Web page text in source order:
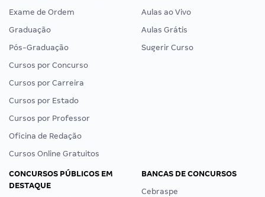
Exame de Ordem
Graduação
Pós-Graduação
Cursos por Concurso
Cursos por Carreira
Cursos por Estado
Cursos por Professor
Oficina de Redação
Cursos Online Gratuitos
Aulas ao Vivo
Aulas Grátis
Sugerir Curso
CONCURSOS PÚBLICOS EM
DESTAQUE
BANCAS DE CONCURSOS
Cebraspe